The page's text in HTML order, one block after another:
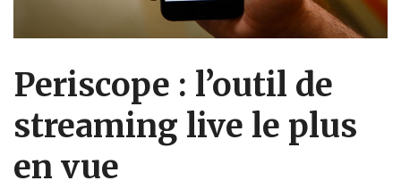
Periscope : l’outil de
streaming live le plus
en vue